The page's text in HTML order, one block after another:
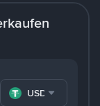
USDT